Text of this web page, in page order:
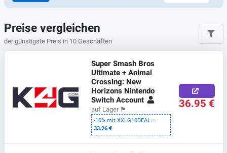
Preise vergleichen
der günstigste Preis in 10 Geschäften
Super Smash Bros
Ultimate + Animal
Crossing: New
Horizons Nintendo
Switch Account
auf Lager 🏴
-10% mit XXLG10DEAL =
33.26 €
36.95 €